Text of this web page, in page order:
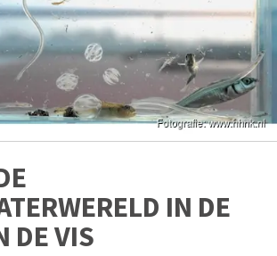
IN DE
DE VIS